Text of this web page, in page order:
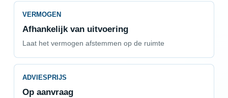
VERMOGEN
Afhankelijk van uitvoering
Laat het vermogen afstemmen op de ruimte
ADVIESPRIJS
Op aanvraag